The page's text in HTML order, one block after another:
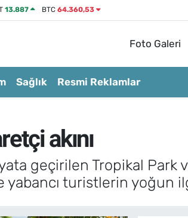
13.887 BTC 64.360,53
Foto Galeri
Sağlık Resmi Reklamlar
akını
geçirilen Tropikal Park
yabancı turistlerin yoğun